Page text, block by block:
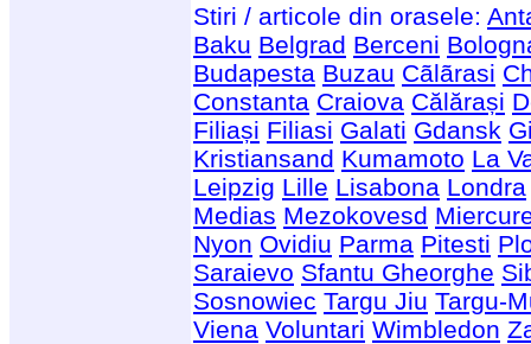
Stiri / articole din orasele:
Baku Belgrad Berceni
Budapesta Buzau Cãlãrasi
Constanta Craiova Călărași
Filiași Filiasi Galati Gdansk
Kristiansand Kumamoto La
Leipzig Lille Lisabona Londra
Medias Mezokovesd
Nyon Ovidiu Parma Pitesti
Saraievo Sfantu Gheorghe
Sosnowiec Targu Jiu Targu-
Viena Voluntari Wimbledon